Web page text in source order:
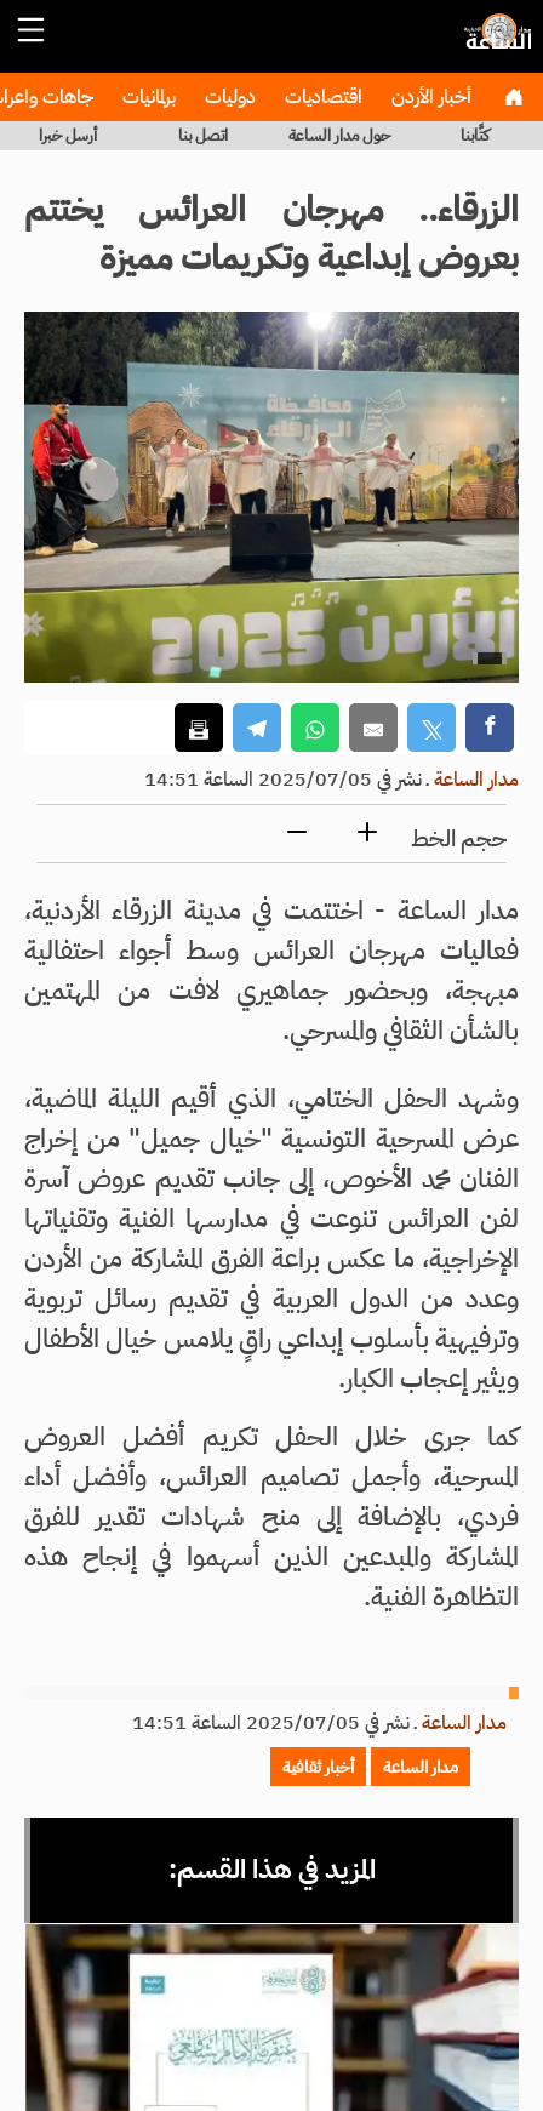
أخبار الأردن اقتصاديات دوليات برلمانيات جاهات
كتَّابنا حول مدار الساعة اتصل بنا أرسل خبرا
الزرقاء.. مهرجان العرائس يختتم
بعروض إبداعية وتكريمات مميزة
مدار الساعةـنشر في 2025/07/05 الساعة 14:51
حجم الخط
مدار الساعة - اختتمت في مدينة الزرقاء الأردنية،
فعاليات مهرجان العرائس وسط أجواء احتفالية
مبهجة، وبحضور جماهيري لافت من المهتمين
بالشأن الثقافي والمسرحي.
وشهد الحفل الختامي، الذي أقيم الليلة الماضية،
عرض المسرحية التونسية "خيال جميل" من إخراج
الفنان محمد الأخوص، إلى جانب تقديم عروض آسرة
لفن العرائس تنوعت في مدارسها الفنية وتقنياتها
الإخراجية، ما عكس براعة الفرق المشاركة من الأردن
وعدد من الدول العربية في تقديم رسائل تربوية
وترفيهية بأسلوب إبداعي راقٍ يلامس خيال الأطفال
ويثير إعجاب الكبار.
كما جرى خلال الحفل تكريم أفضل العروض
المسرحية، وأجمل تصاميم العرائس، وأفضل أداء
فردي، بالإضافة إلى منح شهادات تقدير للفرق
المشاركة والمبدعين الذين أسهموا في إنجاح هذه
التظاهرة الفنية.
مدار الساعةـنشر في 2025/07/05 الساعة 14:51
مدار الساعة أخبار ثقافية
المزيد في هذا القسم: